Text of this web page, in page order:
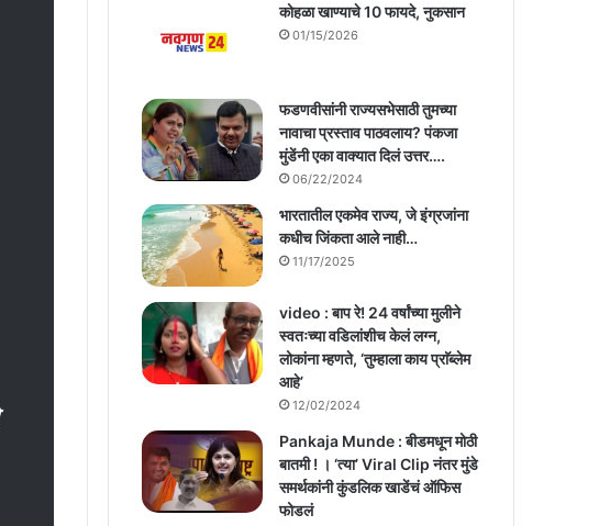
कोहळा खाण्याचे 10 फायदे, नुकसान
01/15/2026
फडणवीसांनी राज्यसभेसाठी तुमच्या
नावाचा प्रस्ताव पाठवलाय? पंकजा
मुंडेंनी एका वाक्यात दिलं उत्तर….
06/22/2024
भारतातील एकमेव राज्य, जे इंग्रजांना
कधीच जिंकता आले नाही…
11/17/2025
video : बाप रे! 24 वर्षांच्या मुलीने
स्वतःच्या वडिलांशीच केलं लग्न,
लोकांना म्हणते, ‘तुम्हाला काय प्राॅब्लेम
आहे’
12/02/2024
Pankaja Munde : बीडमधून मोठी
बातमी ! । ‘त्या’ Viral Clip नंतर मुंडे
समर्थकांनी कुंडलिक खाडेंचं ऑफिस
फोडलं